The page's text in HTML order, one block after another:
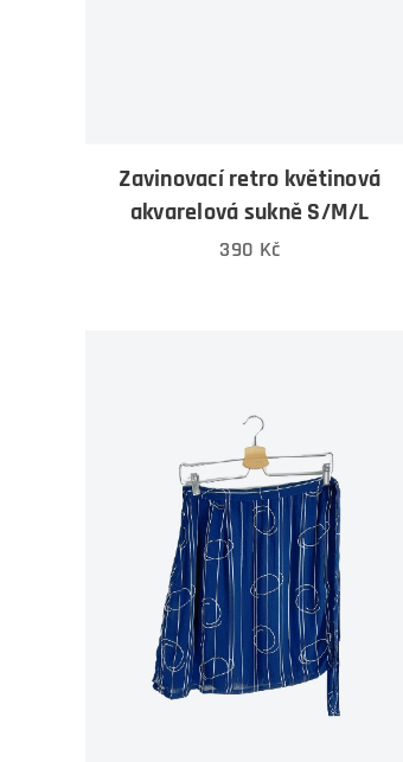
Zavinovací retro květinová
akvarelová sukně S/M/L
390 Kč